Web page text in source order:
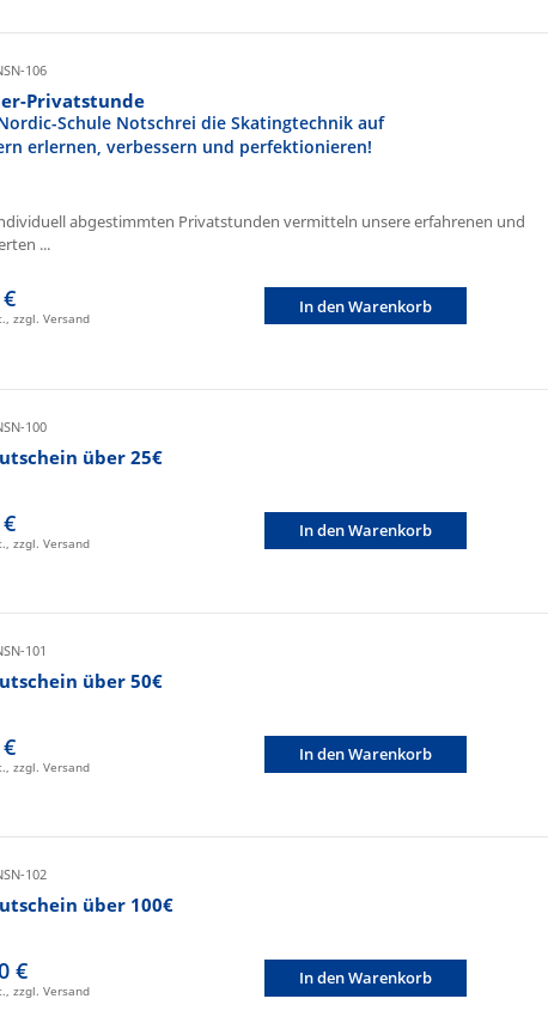
106
Privatstunde
Schule Notschrei die Skatingtechnik auf
erlernen, verbessern und perfektionieren!
abgestimmten Privatstunden vermitteln unsere erfahrenen und
...
zzgl. Versand
In den Warenkorb
100
über 25€
zzgl. Versand
In den Warenkorb
101
über 50€
zzgl. Versand
In den Warenkorb
102
über 100€
€
zzgl. Versand
In den Warenkorb